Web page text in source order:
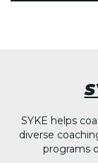
SYKE helps
diverse
programs